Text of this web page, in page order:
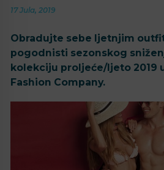
17 Jula, 2019
Obradujte sebe ljetnjim
pogodnisti sezonskog
kolekciju proljeće/ljeto 2019
Fashion Company.